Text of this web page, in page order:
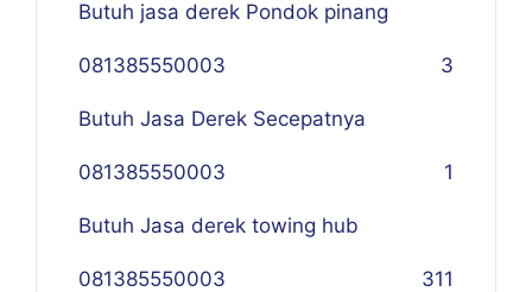
Butuh jasa derek Pondok pinang
081385550003 3
Butuh Jasa Derek Secepatnya
081385550003 1
Butuh Jasa derek towing hub
081385550003 311